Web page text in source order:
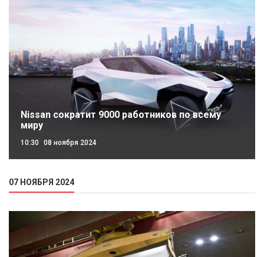
Nissan сократит 9000 работников по всему
миру
10:30 08 ноября 2024
07 НОЯБРЯ 2024